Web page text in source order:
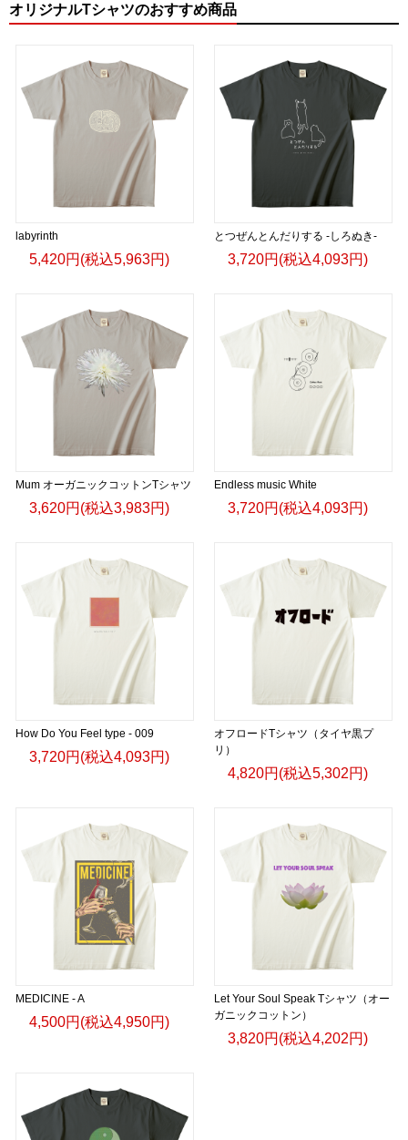
オリジナルTシャツのおすすめ商品
labyrinth
5,420円(税込5,963円)
とつぜんとんだりする -しろぬき-
3,720円(税込4,093円)
Mum オーガニックコットンTシャツ
3,620円(税込3,983円)
Endless music White
3,720円(税込4,093円)
How Do You Feel type - 009
3,720円(税込4,093円)
オフロードTシャツ（タイヤ黒プ
リ）
4,820円(税込5,302円)
MEDICINE - A
4,500円(税込4,950円)
Let Your Soul Speak Tシャツ（オー
ガニックコットン）
3,820円(税込4,202円)